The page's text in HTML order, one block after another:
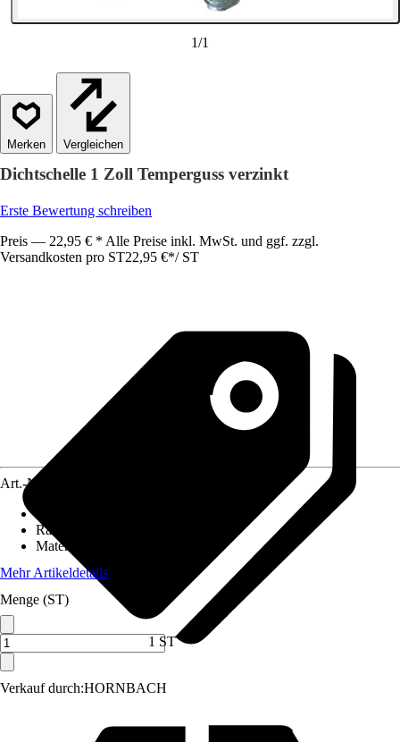
1/1
Vergleichen
Dichtschelle 1 Zoll Temperguss verzinkt
Erste Bewertung schreiben
Preis — 22,95 € * Alle Preise inkl. MwSt. und ggf. zzgl.
Versandkosten pro ST22,95 €*/ ST
Verkauf durch:HORNBACH
Art.-Nr.
Räume
Material
Mehr Artikeldetails
Menge (ST)
1 ST